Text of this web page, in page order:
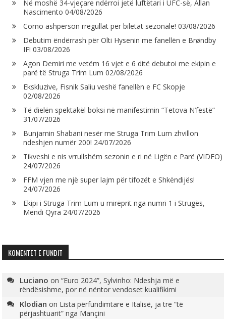
Në moshë 34-vjeçare ndërroi jetë luftëtari i UFC-së, Allan
Nascimento 04/08/2026
Como ashpërson rregullat për biletat sezonale! 03/08/2026
Debutim ëndërrash për Olti Hysenin me fanellën e Brøndby
IF! 03/08/2026
Agon Demiri me vetëm 16 vjet e 6 ditë debutoi me ekipin e
parë të Struga Trim Lum 02/08/2026
Ekskluzive, Fisnik Saliu veshë fanellën e FC Skopje
02/08/2026
Të dielën spektakël boksi në manifestimin “Tetova N’festë”
31/07/2026
Bunjamin Shabani nesër me Struga Trim Lum zhvillon
ndeshjen numër 200! 24/07/2026
Tikveshi e nis vrrullshëm sezonin e ri në Ligën e Parë (VIDEO)
24/07/2026
FFM vjen me një super lajm për tifozët e Shkëndijës!
24/07/2026
Ekipi i Struga Trim Lum u mirëprit nga numri 1 i Strugës,
Mendi Qyra 24/07/2026
KOMENTET E FUNDIT
Luciano on“Euro 2024”, Sylvinho: Ndeshja më e
rëndësishme, por në nëntor vendoset kualifikimi
Klodian on Lista përfundimtare e Italisë, ja tre “të
përjashtuarit” nga Mançini